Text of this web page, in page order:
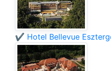
✔️ Hotel Bellevue